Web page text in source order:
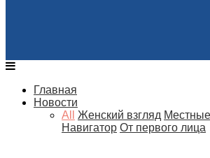
Главная
Новости
All
Женский взгляд
Навигатор От первого лица